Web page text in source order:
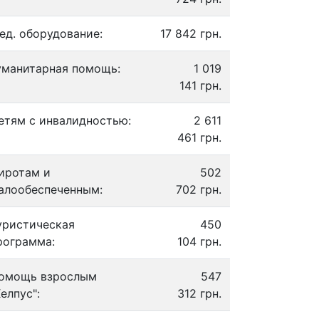
оборудование: 17 842 грн.
помощь:
1 019
141 грн.
с инвалидностью:
2 611
461 грн.
и
502
702 грн.
450
104 грн.
взрослым
547
312 грн.